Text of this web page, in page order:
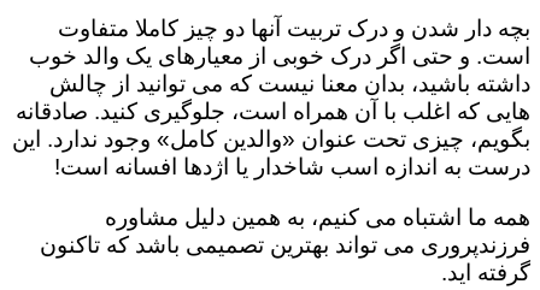
بچه دار شدن و درک تربیت آنها دو چیز کاملا متفاوت
است. و حتی اگر درک خوبی از معیارهای یک والد خوب
داشته باشید، بدان معنا نیست که می توانید از چالش
هایی که اغلب با آن همراه است، جلوگیری کنید. صادقانه
بگویم، چیزی تحت عنوان «والدین کامل» وجود ندارد. این
درست به اندازه اسب شاخدار یا اژدها افسانه است!
همه ما اشتباه می کنیم، به همین دلیل مشاوره
فرزندپروری می تواند بهترین تصمیمی باشد که تاکنون
گرفته اید.